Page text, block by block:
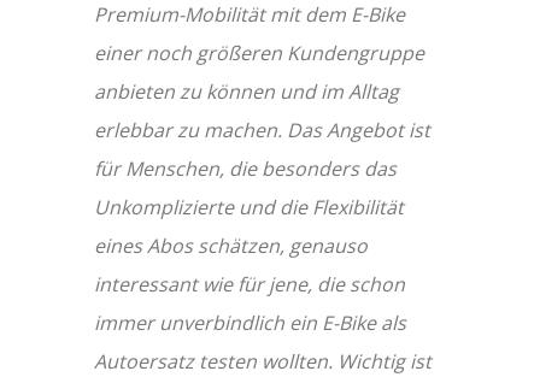
Premium-Mobilität mit dem E-Bike
einer noch größeren Kundengruppe
anbieten zu können und im Alltag
erlebbar zu machen. Das Angebot ist
für Menschen, die besonders das
Unkomplizierte und die Flexibilität
eines Abos schätzen, genauso
interessant wie für jene, die schon
immer unverbindlich ein E-Bike als
Autoersatz testen wollten. Wichtig ist